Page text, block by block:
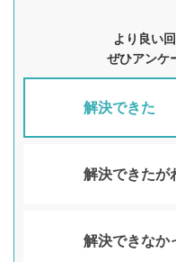
より良い
ぜひアンケ
解決できた
解決できたが
解決できなか